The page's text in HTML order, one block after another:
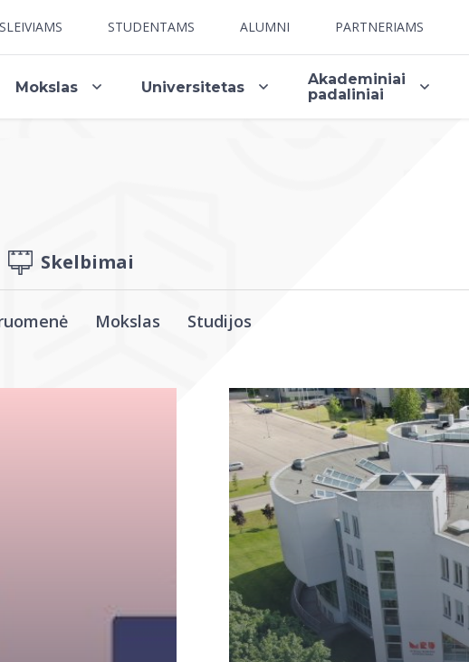
STUDENTAMS ALUMNI PARTNERIAMS
Mokslas Universitetas
Akademiniai
padaliniai
Skelbimai
Mokslas Studijos